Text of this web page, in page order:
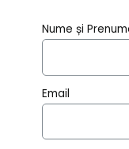
Nume și
Email